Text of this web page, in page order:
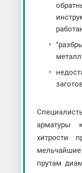
арматуры
хитрости
прутам